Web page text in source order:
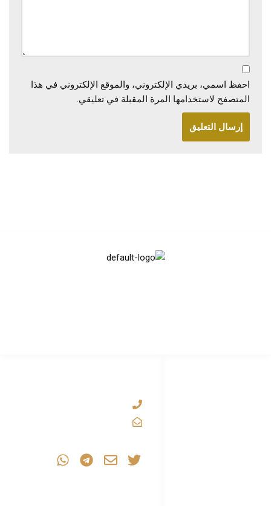
احفظ اسمي، بريدي الإلكتروني، والموقع الإلكتروني في هذا
المتصفح لاستخدامها المرة المقبلة في تعليقي.